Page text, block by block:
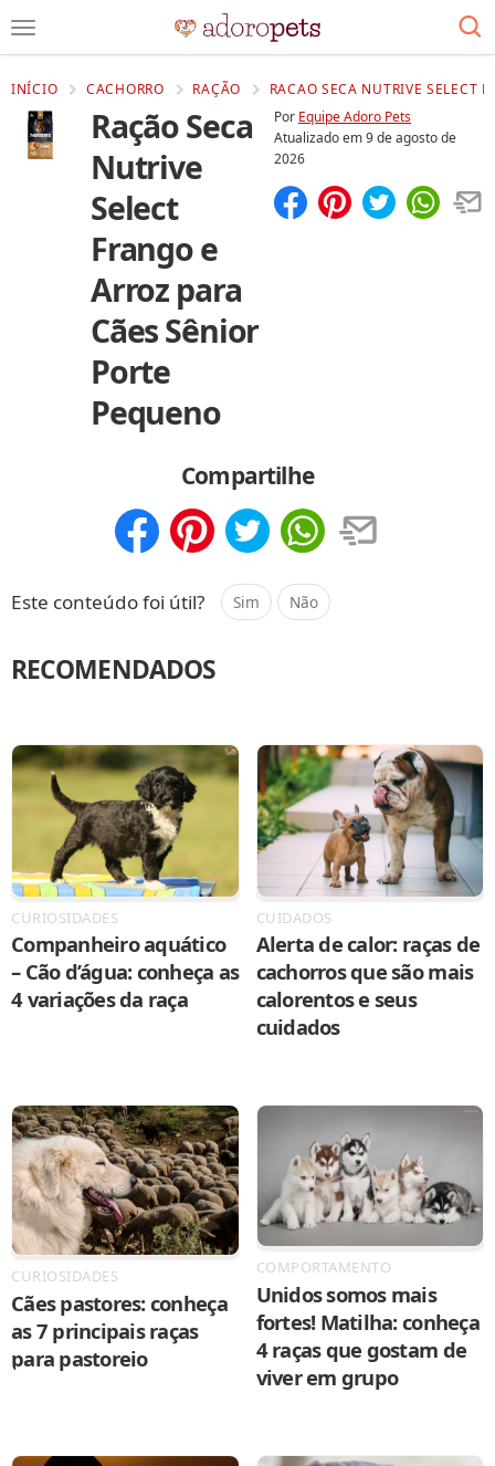
INÍCIO CACHORRO RAÇÃO RACAO SECA NUTRIVE SELECT
Ração Seca
Nutrive
Select
Frango e
Arroz para
Cães Sênior
Porte
Pequeno
Por Equipe Adoro Pets
Atualizado em9 de agosto de
2026
Compartilhe
Este conteúdo foi útil? Sim Não
RECOMENDADOS
CURIOSIDADES
Companheiro aquático
– Cão d’água: conheça as
4 variações da raça
CUIDADOS
Alerta de calor: raças de
cachorros que são mais
calorentos e seus
cuidados
CURIOSIDADES
Cães pastores: conheça
as 7 principais raças
para pastoreio
COMPORTAMENTO
Unidos somos mais
fortes! Matilha: conheça
4 raças que gostam de
viver em grupo